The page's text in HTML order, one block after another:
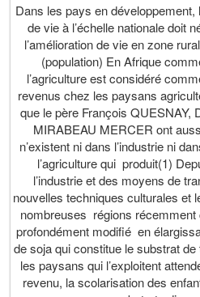
Dans les pays en développement,
de vie à l’échelle nationale doit
l’amélioration de vie en zone
(population) En Afrique
l’agriculture est considéré
revenus chez les paysans
que le père François
MIRABEAU MERCER ont
n’existent ni dans l’industrie ni
l’agriculture qui produit(1)
l’industrie et des moyens de
nouvelles techniques culturales et
nombreuses régions récemment
profondément modifié en
de soja qui constitue le substrat de
les paysans qui l’exploitent
revenu, la scolarisation des